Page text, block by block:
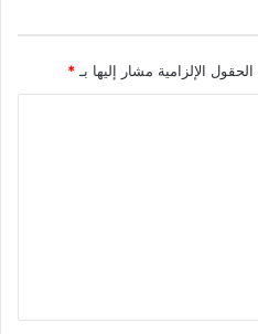
الحقول الإلزامية مشار إليها بـ *